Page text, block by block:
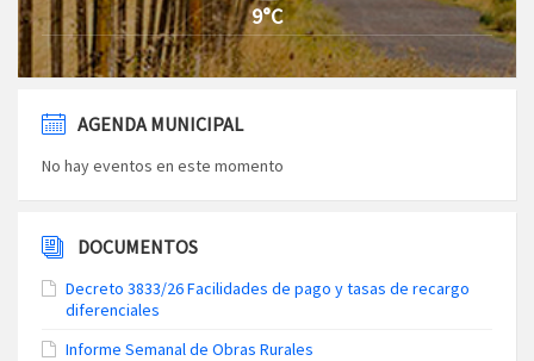
9°C
AGENDA MUNICIPAL
No hay eventos en este momento
DOCUMENTOS
Decreto 3833/26 Facilidades de pago y tasas de recargo
diferenciales
Informe Semanal de Obras Rurales